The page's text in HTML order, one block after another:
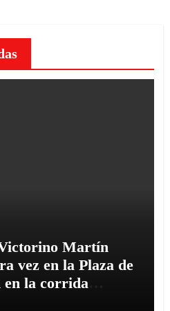
Martín
vez en la Plaza de
en la corrida
su 125 aniversario